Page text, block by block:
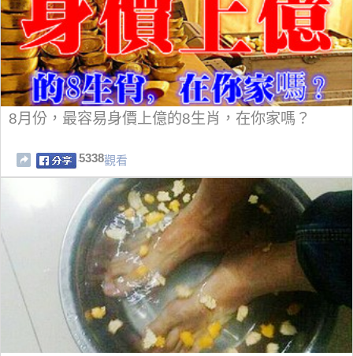
8月份，最容易身價上億的8生肖，在你家嗎？
5338觀看